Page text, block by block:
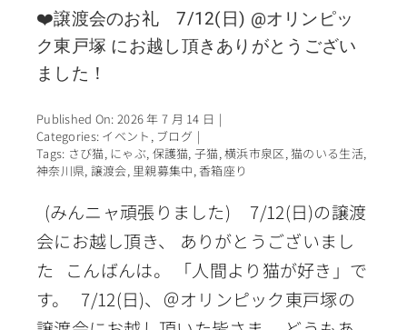
❤️譲渡会のお礼 7/12(日) @オリンピッ
ク東戸塚 にお越し頂きありがとうござい
ました！
Published On: 2026 年 7 月 14 日 |
Categories: イベント , ブログ |
Tags: さび猫, にゃぶ, 保護猫,子猫,横浜市泉区,猫のいる生活,
神奈川県, 譲渡会, 里親募集中,香箱座り
(みんニャ頑張りました) 7/12(日)の譲渡
会にお越し頂き、 ありがとうございまし
た こんばんは。 「人間より猫が好き」で
す。 7/12(日)、＠オリンピック東戸塚の